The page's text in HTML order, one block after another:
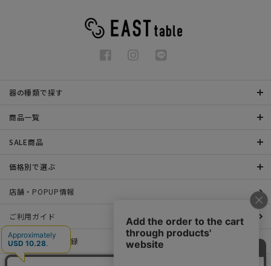
器の種類で探す
商品一覧
SALE商品
価格別で選ぶ
店舗・POPUP情報
ご利用ガイド
メールマガジン登録